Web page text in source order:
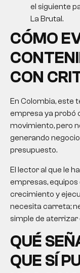
el siguiente
La Brutal.
CÓMO
CON
En Colombia, este
empresa ya probó
movimiento, pero
generando
presupuesto.
El lector al que le
empresas,
crecimiento y
necesita carreta;
simple de aterrizar
QUÉ
QUE SÍ